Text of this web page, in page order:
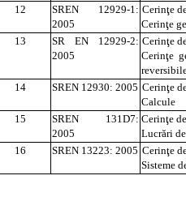
12
SREN 12929-1:
2005
Cerinţe
Cerinţe
13
SR EN 12929-2:
2005
Cerinţe
Cerinţe
14
SREN 12930: 2005 Cerinţe
Calcule
15
SREN 131D7:
2005
Cerinţe
Lucrări
16
SREN 13223: 2005 Cerinţe
Sisteme